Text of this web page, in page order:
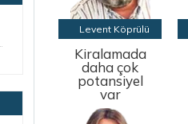
Levent Köprülü
Kiralamada
daha çok
potansiyel
var